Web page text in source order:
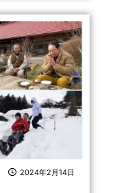
2024年2月14日